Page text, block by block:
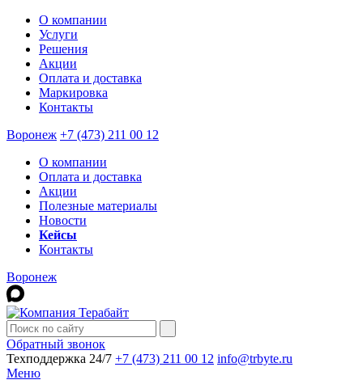
О компании
Услуги
Решения
Акции
Оплата и доставка
Маркировка
Контакты
Воронеж +7 (473) 211 00 12
О компании
Оплата и доставка
Акции
Полезные материалы
Новости
Кейсы
Контакты
Воронеж
Обратный звонок
Техподдержка 24/7 +7 (473) 211 00 12 info@trbyte.ru
Меню